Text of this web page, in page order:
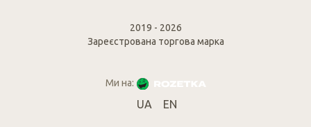
2019 - 2026
Зареєстрована торгова марка
Ми на:
UA EN